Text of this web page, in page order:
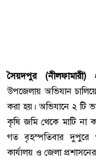
সৈয়দপুর (নীলফামারী)
উপজেলায় অভিযান
করা হয়। অভিযানে ২ টি
কৃষি জমি থেকে মাটি না
গত বৃহস্পতিবার দুপুরে
কার্যালয় ও জেলা